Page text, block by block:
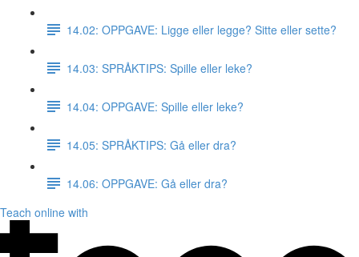
14.02: OPPGAVE: Ligge eller legge? Sitte eller sette?
14.03: SPRÅKTIPS: Spille eller leke?
14.04: OPPGAVE: Spille eller leke?
14.05: SPRÅKTIPS: Gå eller dra?
14.06: OPPGAVE: Gå eller dra?
Teach online with